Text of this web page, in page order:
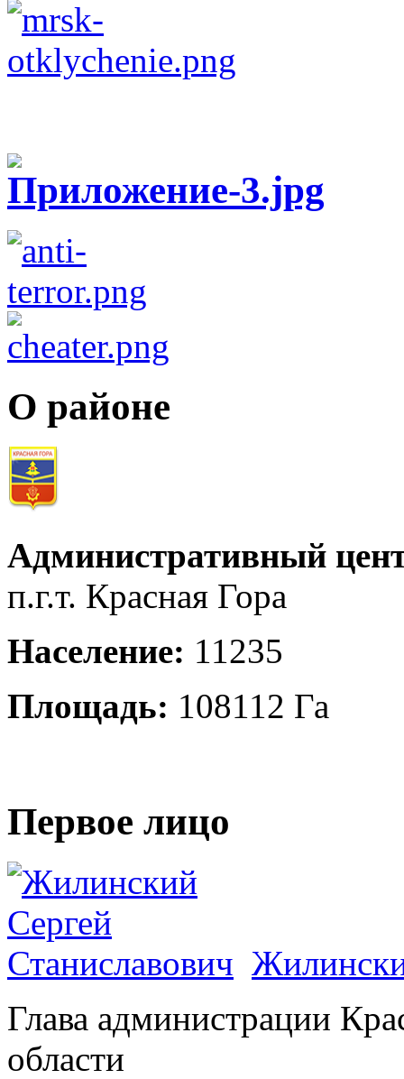
О районе
Административный
п.г.т. Красная Гора
Население: 11235
Площадь: 108112 Га
Первое лицо
Глава администрации
области